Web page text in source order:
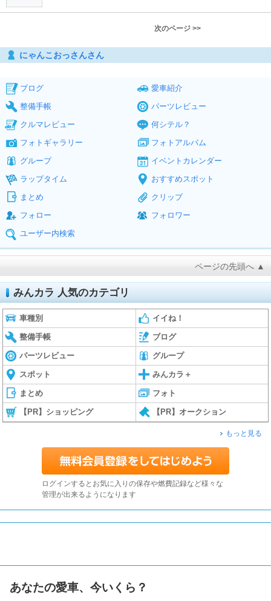
次のページ >>
にゃんこおっさんさん
ブログ
愛車紹介
整備手帳
パーツレビュー
クルマレビュー
何シテル？
フォトギャラリー
フォトアルバム
グループ
イベントカレンダー
ラップタイム
おすすめスポット
まとめ
クリップ
フォロー
フォロワー
ユーザー内検索
ページの先頭へ ▲
みんカラ 人気のカテゴリ
車種別 イイね！
整備手帳 ブログ
パーツレビュー グループ
スポット みんカラ＋
まとめ フォト
【PR】ショッピング 【PR】オークション
もっと見る
ログインするとお気に入りの保存や燃費記録など様々な
管理が出来るようになります
あなたの愛車、今いくら？